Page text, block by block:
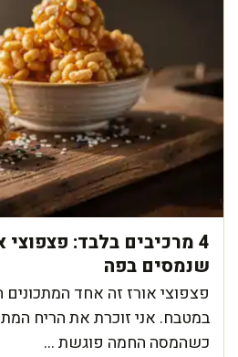
4 מרכיבים בלבד:
שנמסים בפה
פצפוצי אורז זה אחד המתכונים
במטבח. אני זוכרת את הריח
כשהמסה החמה פוגשת ...